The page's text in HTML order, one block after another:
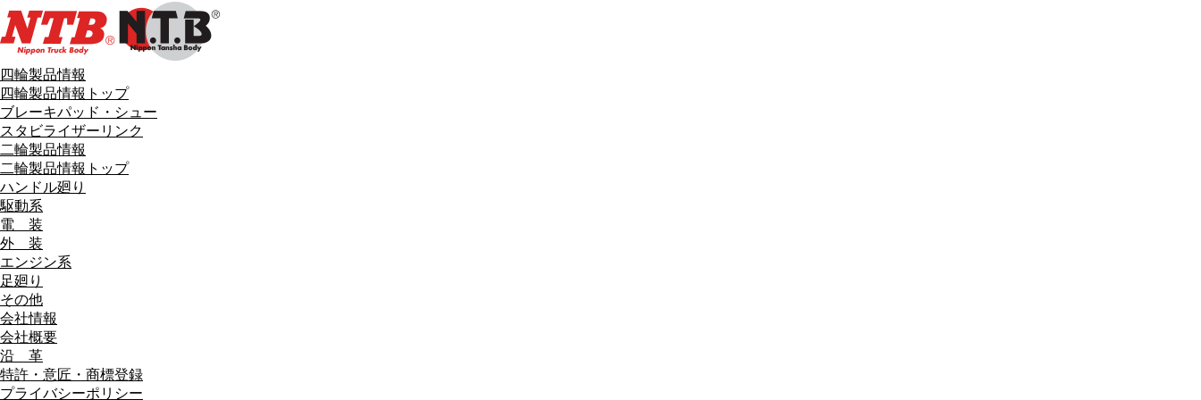
四輪製品情報
四輪製品情報トップ
ブレーキパッド・シュー
スタビライザーリンク
二輪製品情報
二輪製品情報トップ
ハンドル廻り
駆動系
電 装
外 装
エンジン系
足廻り
その他
会社情報
会社概要
沿 革
特許・意匠・商標登録
プライバシーポリシー